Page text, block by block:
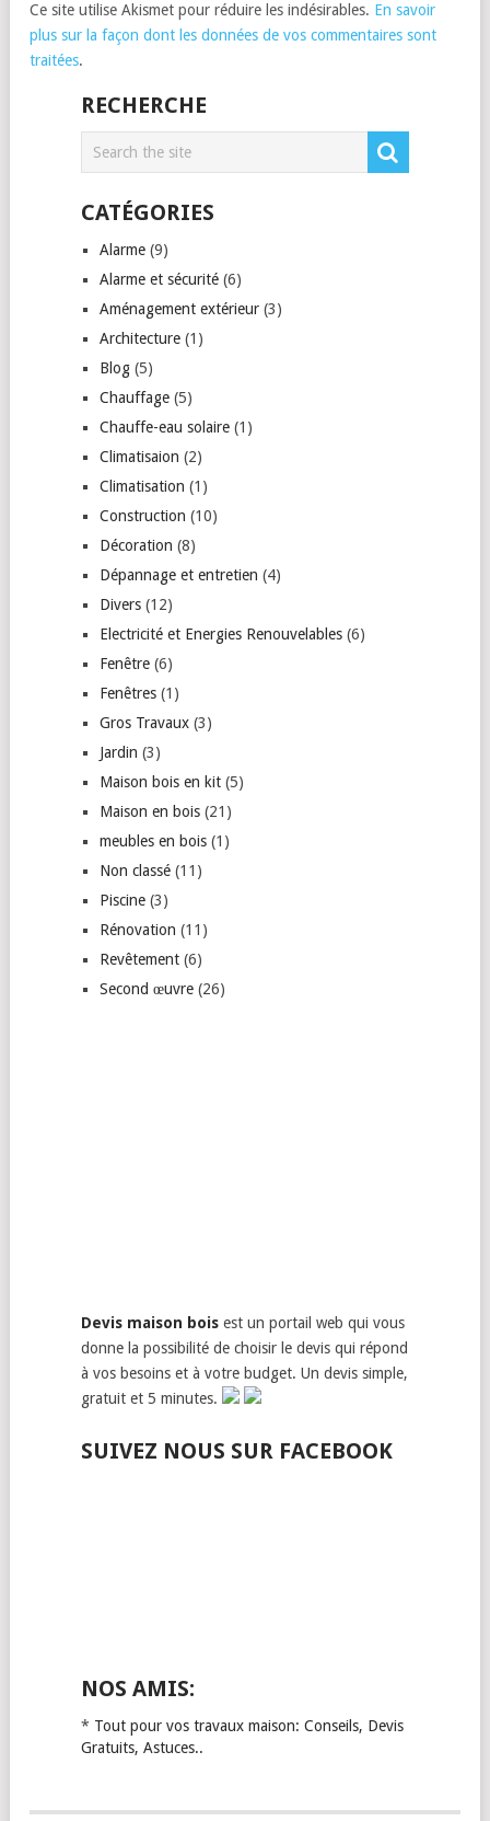
Ce site utilise Akismet pour réduire les indésirables. En savoir
plus sur la façon dont les données de vos commentaires sont
traitées.
RECHERCHE
CATÉGORIES
Alarme(9)
Alarme et sécurité(6)
Aménagement extérieur(3)
Architecture(1)
Blog(5)
Chauffage(5)
Chauffe-eau solaire(1)
Climatisaion (2)
Climatisation (1)
Construction (10)
Décoration (8)
Dépannage et entretien (4)
Divers(12)
Electricité et Energies Renouvelables(6)
Fenêtre(6)
Fenêtres(1)
Gros Travaux(3)
Jardin (3)
Maison bois en kit(5)
Maison en bois(21)
meubles en bois(1)
Non classé(11)
Piscine(3)
Rénovation (11)
Revêtement(6)
Second œuvre(26)
Devis maison bois est un portail web qui vous
donne la possibilité de choisir le devis qui répond
à vos besoins et à votre budget. Un devis simple,
gratuit et 5 minutes.
SUIVEZ NOUS SUR FACEBOOK
NOS AMIS:
* Tout pour vos travaux maison: Conseils, Devis
Gratuits, Astuces..